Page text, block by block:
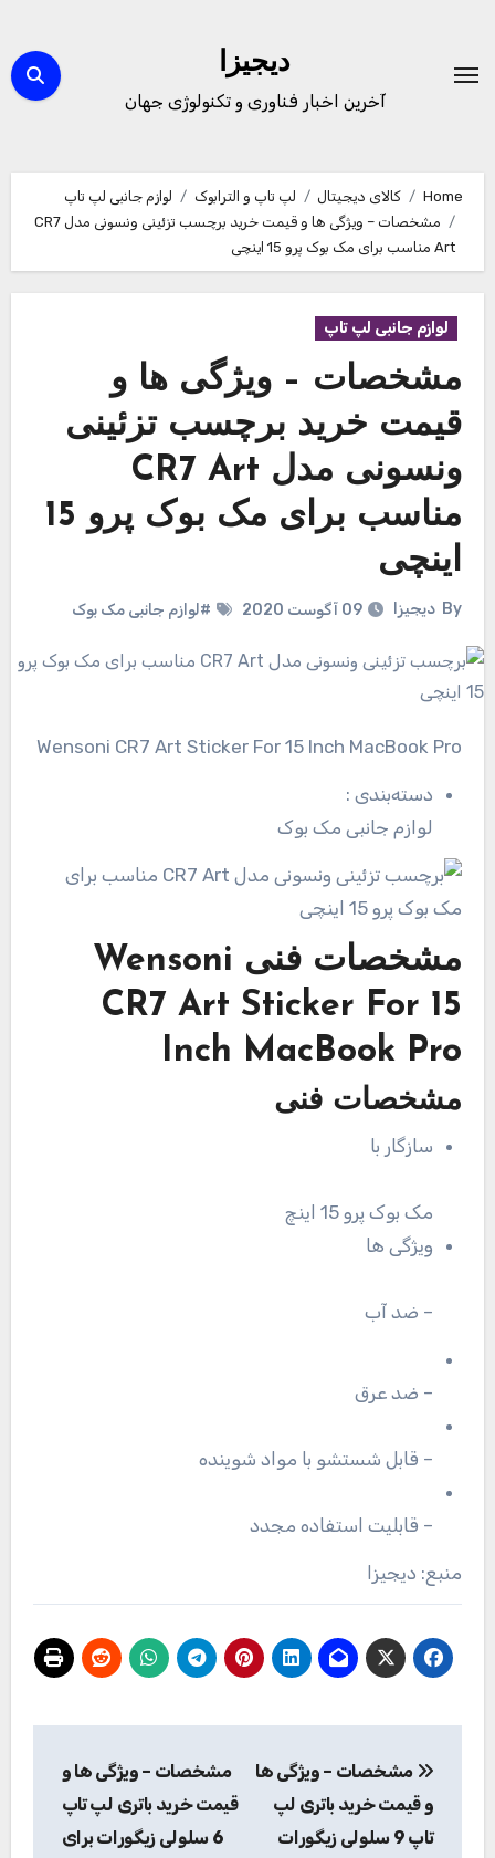
content
دیجیزا
آخرین اخبار فناوری و تکنولوژی جهان
Home کالای دیجیتال لپ تاپ و الترابوک
لوازم جانبی لپ تاپ
مشخصات – ویژگی ها و قیمت خرید برچسب تزئینی ونسونی مدل CR7
Art مناسب برای مک بوک پرو 15 اینچی
لوازم جانبی لپ تاپ
مشخصات – ویژگی ها و
قیمت خرید برچسب تزئینی
ونسونی مدل CR7 Art
مناسب برای مک بوک پرو 15
اینچی
By دیجیزا 09 آگوست 2020 #لوازم جانبی مک بوک
Wensoni CR7 Art Sticker For 15 Inch MacBook Pro
دسته‌بندی:
لوازم جانبی مک بوک
مشخصات فنی Wensoni
CR7 Art Sticker For 15
Inch MacBook Pro
مشخصات فنی
سازگار با
مک بوک پرو 15 اینچ
ویژگی ها
– ضد آب
– ضد عرق
– قابل شستشو با مواد شوینده
– قابلیت استفاده مجدد
منبع: دیجیزا
نوشته
مشخصات – ویژگی ها
و قیمت خرید باتری لپ
تاپ 9 سلولی زیگورات
مشخصات – ویژگی ها و
قیمت خرید باتری لپ تاپ
6 سلولی زیگورات برای